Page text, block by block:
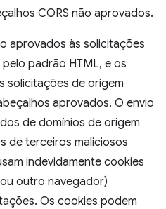
CORS não aprovados.
aprovados às solicitações
padrão HTML, e os
solicitações de origem
aprovados. O envio
de domínios de origem
de terceiros maliciosos
indevidamente cookies
outro navegador)
Os cookies podem